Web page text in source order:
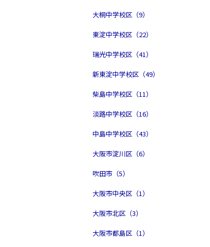
大桐中学校区（9）
東淀中学校区（22）
瑞光中学校区（41）
新東淀中学校区（49）
柴島中学校区（11）
淡路中学校区（16）
中島中学校区（43）
大阪市淀川区（6）
吹田市（5）
大阪市中央区（1）
大阪市北区（3）
大阪市都島区（1）